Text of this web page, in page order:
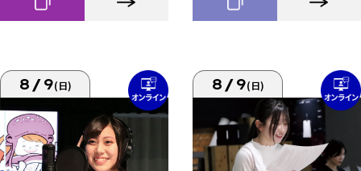
8/9(日) 8/9(日)